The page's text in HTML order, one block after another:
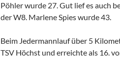
Pöhler wurde 27. Gut lief es auch
der W8. Marlene Spies wurde 43.
Beim Jedermannlauf über 5
TSV Höchst und erreichte als 16.